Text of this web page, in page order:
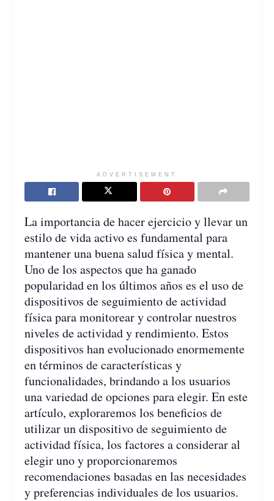
ADVERTISEMENT
La importancia de hacer ejercicio y llevar un
estilo de vida activo es fundamental para
mantener una buena salud física y mental.
Uno de los aspectos que ha ganado
popularidad en los últimos años es el uso de
dispositivos de seguimiento de actividad
física para monitorear y controlar nuestros
niveles de actividad y rendimiento. Estos
dispositivos han evolucionado enormemente
en términos de características y
funcionalidades, brindando a los usuarios
una variedad de opciones para elegir. En este
artículo, exploraremos los beneficios de
utilizar un dispositivo de seguimiento de
actividad física, los factores a considerar al
elegir uno y proporcionaremos
recomendaciones basadas en las necesidades
y preferencias individuales de los usuarios.